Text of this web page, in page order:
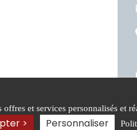
Mentions
légales
et services personnalisés et
> Personnaliser